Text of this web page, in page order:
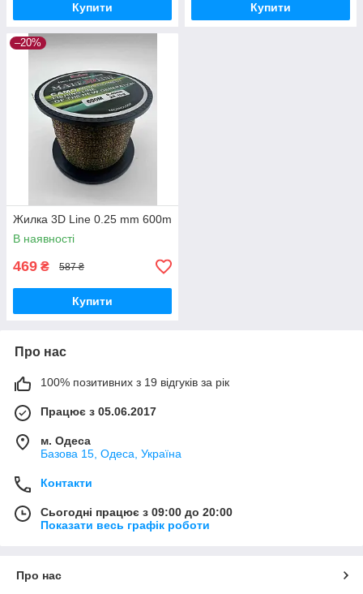
Купити Купити
–20%
Жилка 3D Line 0.25 mm 600m
В наявності
469 ₴ 587 ₴
Купити
Про нас
100% позитивних з 19 відгуків за рік
Працює з 05.06.2017
м. Одеса
Базова 15, Одеса, Україна
Контакти
Сьогодні працює з 09:00 до 20:00
Показати весь графік роботи
Про нас